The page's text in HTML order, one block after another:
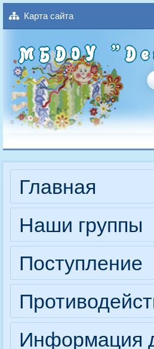
Карта сайта
Главная
Наши группы
Поступление
Информация